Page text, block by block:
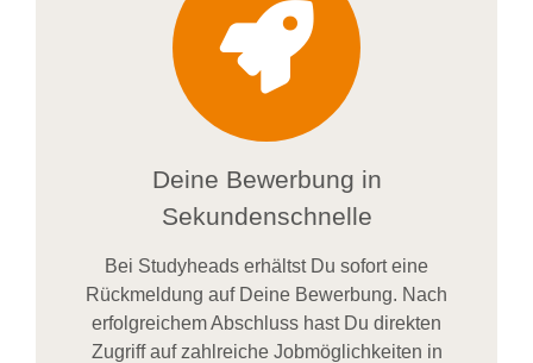
Deine Bewerbung in
Sekundenschnelle
Bei Studyheads erhältst Du sofort eine
Rückmeldung auf Deine Bewerbung. Nach
erfolgreichem Abschluss hast Du direkten
Zugriff auf zahlreiche Jobmöglichkeiten in